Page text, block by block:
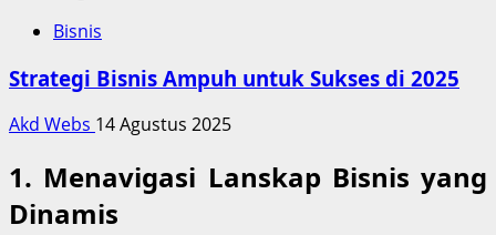
Bisnis
Strategi Bisnis Ampuh untuk Sukses di 2025
Akd Webs 14 Agustus 2025
1. Menavigasi Lanskap Bisnis yang
Dinamis